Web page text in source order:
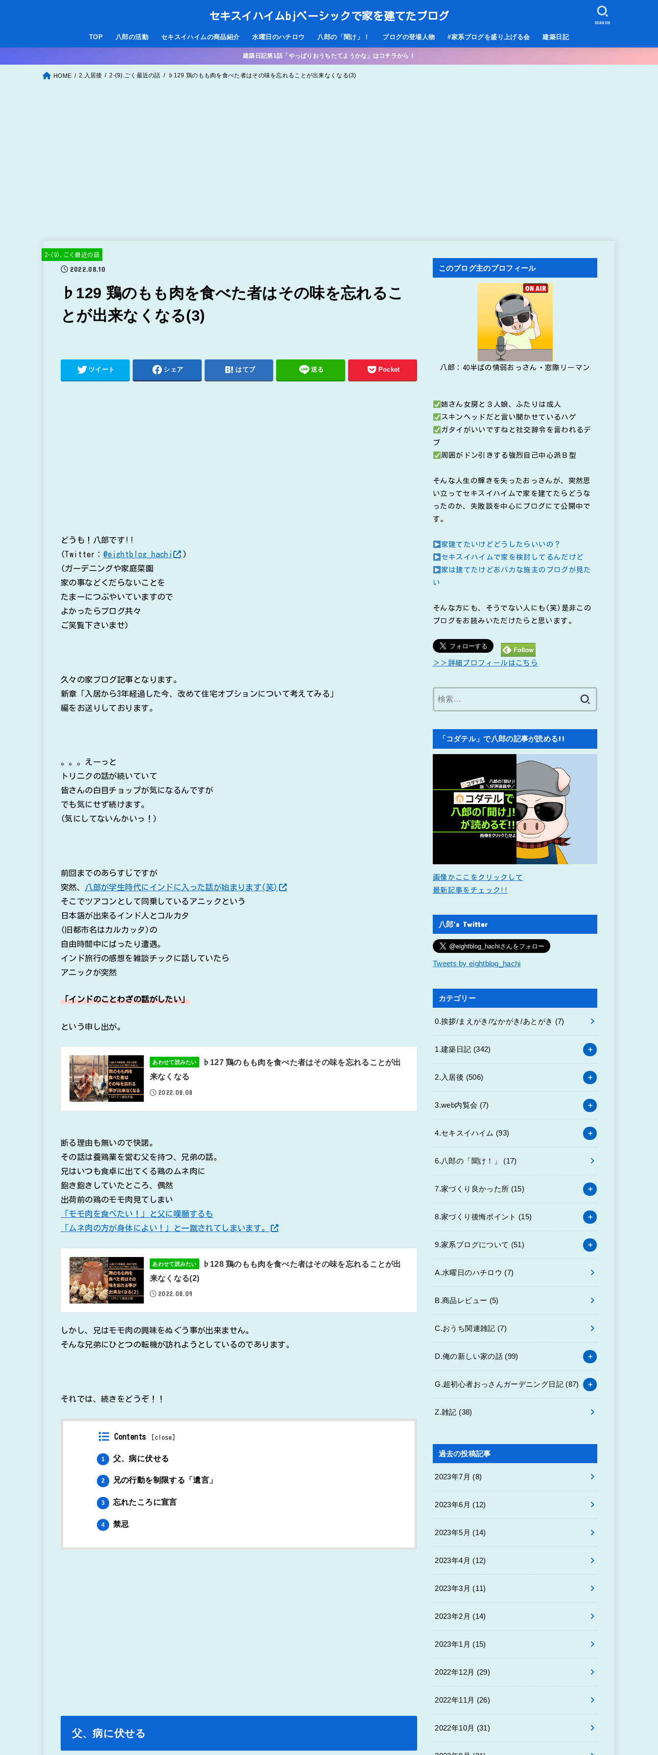
セキスイハイムbjベーシックで家を建てたブログ
TOP 八郎の活動 セキスイハイムの商品紹介 水曜日のハチロウ 八郎の「聞け」！ ブログの登場人物 #家系ブログを盛り上げる会 建築日記
SEARCH
建築日記第1話「やっぱりおうちたてようかな」はコチラから！
HOME 2.入居後 2-(9).ごく最近の話 ♭129 鶏のもも肉を食べた者はその味を忘れることが出来なくなる(3)
2-(9).ごく最近の話
2022.08.10
♭129 鶏のもも肉を食べた者はその味を忘れるこ
とが出来なくなる(3)
ツイート シェア はてブ 送る Pocket
どうも！八郎です!!
(Twitter： @eightblog_hachi
)
(ガーデニングや家庭菜園
家の事などくだらないことを
たまーにつぶやいていますので
よかったらブログ共々
ご笑覧下さいませ)
久々の家ブログ記事となります。
新章「入居から3年経過した今、改めて住宅オプションについて考えてみる」
編をお送りしております。
。。。えーっと
トリニクの話が続いていて
皆さんの白目チョップが気になるんですが
でも気にせず続けます。
(気にしてないんかいっ！)
前回までのあらすじですが
突然、
八郎が学生時代にインドに入った話が始まります(笑)
そこでツアコンとして同乗しているアニックという
日本語が出来るインド人とコルカタ
(旧都市名はカルカッタ)の
自由時間中にばったり遭遇。
インド旅行の感想を雑談チックに話していたら
アニックが突然
「インドのことわざの話がしたい」
という申し出が。
あわせて読みたい
♭127 鶏のもも肉を食べた者はその味を忘れることが出
来なくなる
2022.08.08
断る理由も無いので快諾。
その話は養鶏業を営む父を持つ、兄弟の話。
兄はいつも食卓に出てくる鶏のムネ肉に
飽き飽きしていたところ、偶然
出荷前の鶏のモモ肉見てしまい
「モモ肉を食べたい！」と父に嘆願するも
「ムネ肉の方が身体によい！」と一蹴されてしまいます。
あわせて読みたい
♭128 鶏のもも肉を食べた者はその味を忘れることが出
来なくなる(2)
2022.08.09
しかし、兄はモモ肉の興味をぬぐう事が出来ません。
そんな兄弟にひとつの転機が訪れようとしているのであります。
それでは、続きをどうぞ！！
Contents close
1 父、病に伏せる
2 兄の行動を制限する「遺言」
3 忘れたころに宣言
4 禁忌
父、病に伏せる
このブログ主のプロフィール
八郎：40半ばの情弱おっさん・窓際リーマン
姉さん女房と３人娘、ふたりは成人
スキンヘッドだと言い聞かせているハゲ
ガタイがいいですねと社交辞令を言われるデ
ブ
周囲がドン引きする強烈自己中心派Ｂ型
そんな人生の輝きを失ったおっさんが、突然思
い立ってセキスイハイムで家を建てたらどうな
ったのか、失敗談を中心にブログにて公開中で
す。
家建てたいけどどうしたらいいの？
セキスイハイムで家を検討してるんだけど
家は建てたけどおバカな施主のブログが見た
い
そんな方にも、そうでない人にも(笑)是非この
ブログをお読みいただけたらと思います。
＞＞詳細プロフィールはこちら
「コダテル」で八郎の記事が読める!!
画像かここをクリックして
最新記事をチェック!!
八郎’s Twitter
Tweets by eightblog_hachi
カテゴリー
0.挨拶/まえがき/なかがき/あとがき (7)
1.建築日記 (342)
2.入居後 (506)
3.web内覧会 (7)
4.セキスイハイム (93)
6.八郎の「聞け！」 (17)
7.家づくり良かった所 (15)
8.家づくり後悔ポイント (15)
9.家系ブログについて (51)
A.水曜日のハチロウ (7)
B.商品レビュー (5)
C.おうち関連雑記 (7)
D.俺の新しい家の話 (99)
G.超初心者おっさんガーデニング日記 (87)
Z.雑記 (38)
過去の投稿記事
2023年7月 (8)
2023年6月 (12)
2023年5月 (14)
2023年4月 (12)
2023年3月 (11)
2023年2月 (14)
2023年1月 (15)
2022年12月 (29)
2022年11月 (26)
2022年10月 (31)